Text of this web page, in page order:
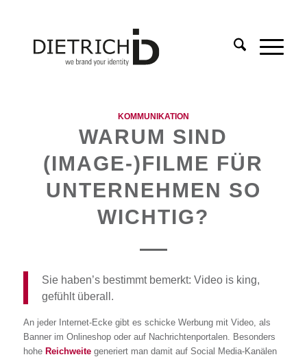
KOMMUNIKATION
WARUM SIND
(IMAGE-)FILME FÜR
UNTERNEHMEN SO
WICHTIG?
Sie haben’s bestimmt bemerkt: Video is king,
gefühlt überall.
An jeder Internet-Ecke gibt es schicke Werbung mit Video, als
Banner im Onlineshop oder auf Nachrichtenportalen. Besonders
hohe Reichweitegeneriert man damit auf Social Media-Kanälen